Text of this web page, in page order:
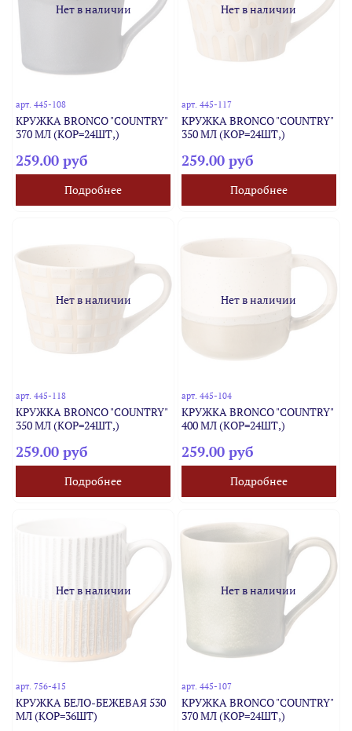
Нет в наличии
арт.445-108
КРУЖКА BRONCO "COUNTRY"
370 МЛ (КОР=24ШТ,)
259.00 руб
Подробнее
Нет в наличии
арт. 445-117
КРУЖКА BRONCO "COUNTRY"
350 МЛ (КОР=24ШТ,)
259.00 руб
Подробнее
Нет в наличии
арт.445-118
КРУЖКА BRONCO "COUNTRY"
350 МЛ (КОР=24ШТ,)
259.00 руб
Подробнее
Нет в наличии
арт. 445-104
КРУЖКА BRONCO "COUNTRY"
400 МЛ (КОР=24ШТ,)
259.00 руб
Подробнее
Нет в наличии
арт.756-415
КРУЖКА БЕЛО-БЕЖЕВАЯ 530
МЛ (КОР=36ШТ)
Нет в наличии
арт. 445-107
КРУЖКА BRONCO "COUNTRY"
370 МЛ (КОР=24ШТ,)